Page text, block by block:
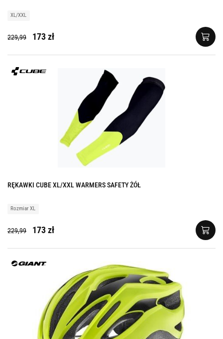
XL/XXL
229,99 173 zł
RĘKAWKI CUBE XL/XXL WARMERS SAFETY ŻÓŁ
Rozmiar XL
229,99 173 zł